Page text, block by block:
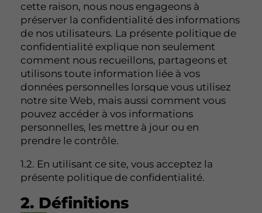
cette raison, nous nous engageons à
préserver la confidentialité des informations
de nos utilisateurs. La présente politique de
confidentialité explique non seulement
comment nous recueillons, partageons et
utilisons toute information liée à vos
données personnelles lorsque vous utilisez
notre site Web, mais aussi comment vous
pouvez accéder à vos informations
personnelles, les mettre à jour ou en
prendre le contrôle.
1.2. En utilisant ce site, vous acceptez la
présente politique de confidentialité.
2. Définitions